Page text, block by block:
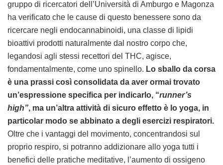
gruppo di ricercatori dell’Università di Amburgo e Magonza
ha verificato che le cause di questo benessere sono da
ricercare negli endocannabinoidi, una classe di lipidi
bioattivi prodotti naturalmente dal nostro corpo che,
legandosi agli stessi recettori del THC, agisce,
fondamentalmente, come uno spinello. Lo sballo da corsa
è una prassi così consolidata da aver ormai trovato
un’espressione specifica per indicarlo, “runner’s
high”, ma un’altra attività di sicuro effetto è lo yoga, in
particolar modo se abbinato a degli esercizi respiratori.
Oltre che i vantaggi del movimento, concentrandosi sul
proprio respiro, si potranno addizionare allo yoga tutti i
benefici delle pratiche meditative, l’aumento di ossigeno